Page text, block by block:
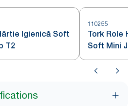
Igienică Soft
T2
110255
Tork Role
Soft Mini